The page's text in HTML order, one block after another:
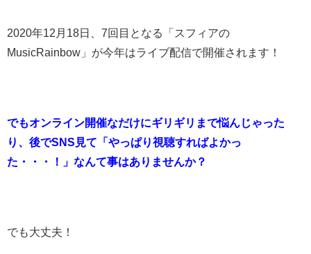
2020年12月18日、7回目となる「スフィアの
MusicRainbow」が今年はライブ配信で開催されます！
でもオンライン開催なだけにギリギリまで悩んじゃった
り、後でSNS見て「やっぱり視聴すればよかっ
た・・・！」なんて事はありませんか？
でも大丈夫！